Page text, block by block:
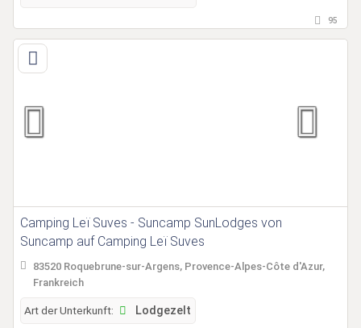
95
Camping Leï Suves - Suncamp SunLodges von
Suncamp auf Camping Leï Suves
83520 Roquebrune-sur-Argens, Provence-Alpes-Côte d'Azur,
Frankreich
Art der Unterkunft: Lodgezelt